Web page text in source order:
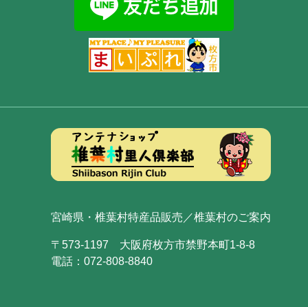
宮崎県・椎葉村特産品販売／椎葉村のご案内
〒573-1197 大阪府枚方市禁野本町1-8-8
電話：072-808-8840